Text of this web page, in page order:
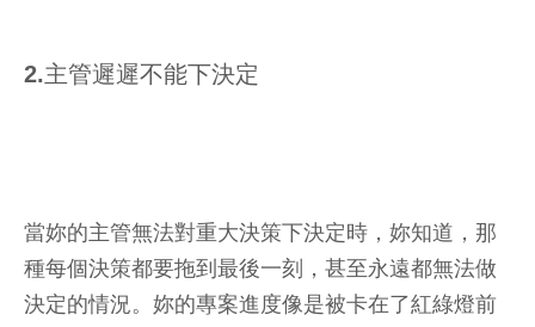
2.主管遲遲不能下決定
當妳的主管無法對重大決策下決定時，妳知道，那
種每個決策都要拖到最後一刻，甚至永遠都無法做
決定的情況。妳的專案進度像是被卡在了紅綠燈前